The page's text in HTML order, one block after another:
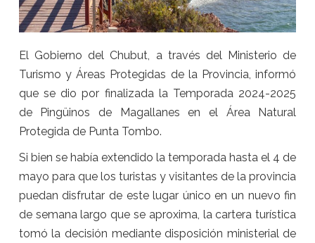
El Gobierno del Chubut, a través del Ministerio de
Turismo y Áreas Protegidas de la Provincia, informó
que se dio por finalizada la Temporada 2024-2025
de Pingüinos de Magallanes en el Área Natural
Protegida de Punta Tombo.
Si bien se había extendido la temporada hasta el 4 de
mayo para que los turistas y visitantes de la provincia
puedan disfrutar de este lugar único en un nuevo fin
de semana largo que se aproxima, la cartera turística
tomó la decisión mediante disposición ministerial de